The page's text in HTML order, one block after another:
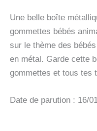
Une belle boîte
gommettes bébés
sur le thème des
en métal. Garde cette
gommettes et tous tes
Date de parution : 16/